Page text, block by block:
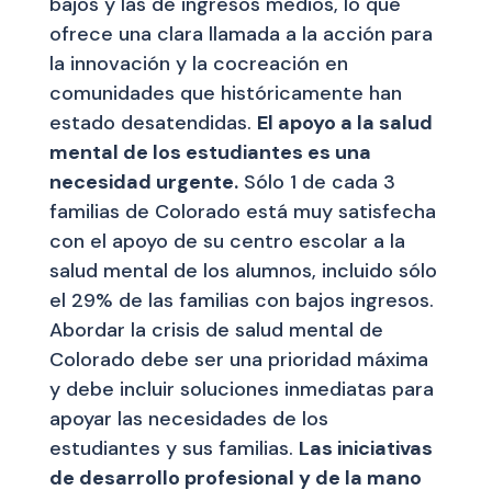
ofrece una clara llamada a la acción para
la innovación y la cocreación en
comunidades que históricamente han
estado desatendidas. El apoyo a la salud
mental de los estudiantes es una
necesidad urgente.Sólo 1 de cada 3
familias de Colorado está muy satisfecha
con el apoyo de su centro escolar a la
salud mental de los alumnos, incluido sólo
el 29% de las familias con bajos ingresos.
Abordar la crisis de salud mental de
Colorado debe ser una prioridad máxima
y debe incluir soluciones inmediatas para
apoyar las necesidades de los
estudiantes y sus familias. Las iniciativas
de desarrollo profesional y de la mano